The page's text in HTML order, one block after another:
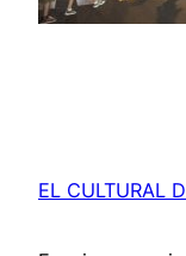
EL CULTURAL